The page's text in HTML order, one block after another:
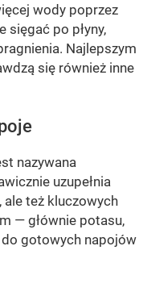
wody poprzez
sięgać po płyny,
Najlepszym
się również inne
nazywana
uzupełnia
też kluczowych
— głównie potasu,
gotowych napojów